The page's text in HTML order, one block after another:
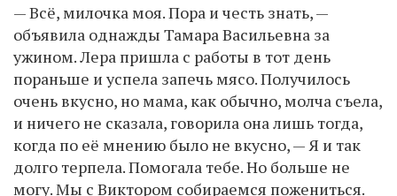
— Всё, милочка моя. Пора и честь знать, —
объявила однажды Тамара Васильевна за
ужином. Лера пришла с работы в тот день
пораньше и успела запечь мясо. Получилось
очень вкусно, но мама, как обычно, молча съела,
и ничего не сказала, говорила она лишь тогда,
когда по её мнению было не вкусно, — Я и так
долго терпела. Помогала тебе. Но больше не
могу. Мы с Виктором собираемся пожениться.